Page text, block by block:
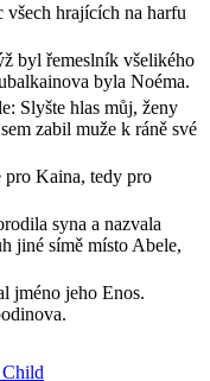
všech hrajících na harfu
byl řemeslník všelikého
byla Noéma.
Slyšte hlas můj, ženy
zabil muže k ráně své
pro Kaina, tedy pro
syna a nazvala
jiné símě místo Abele,
jméno jeho Enos.